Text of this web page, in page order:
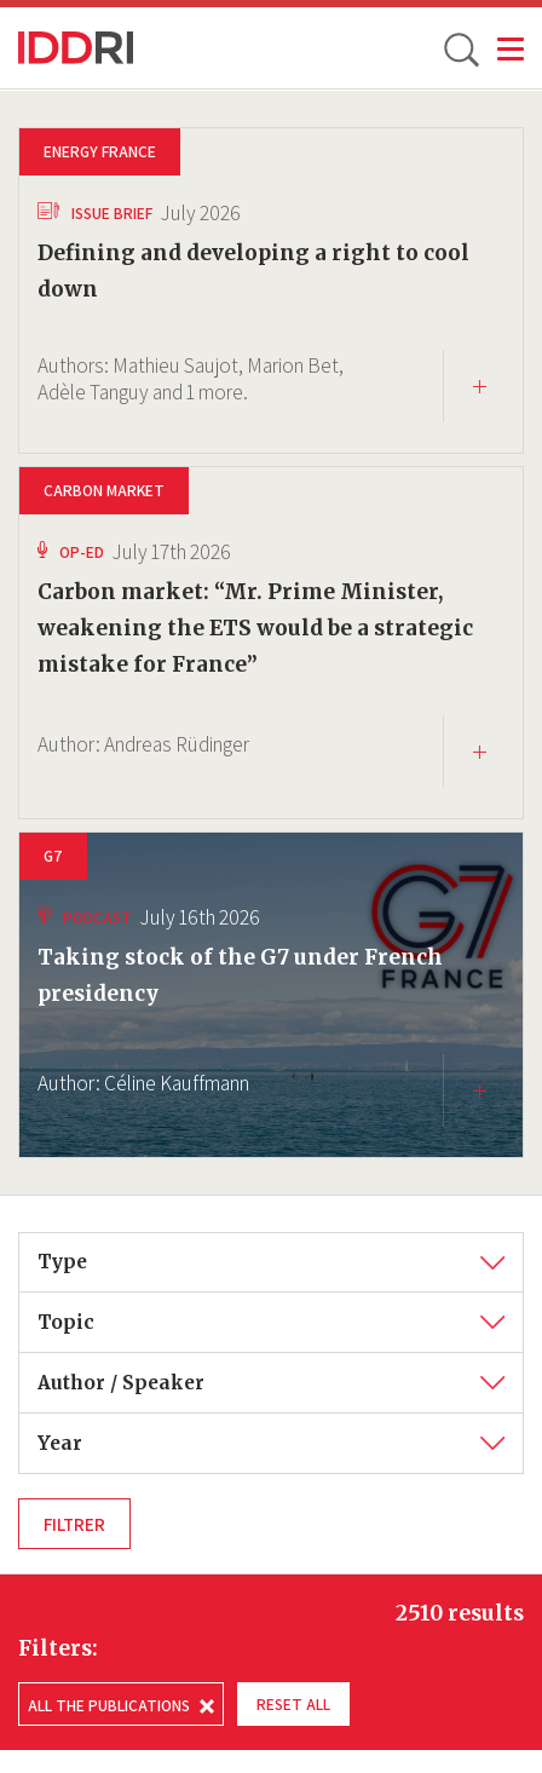
to
main
content
Toggle
ENERGY FRANCE
ISSUE BRIEF July 2026
Defining and developing a right to cool
down
Authors: Mathieu Saujot, Marion Bet,
Adèle Tanguyand 1 more.
CARBON MARKET
OP-ED July 17th 2026
Carbon market: “Mr. Prime Minister,
weakening the ETS would be a strategic
mistake for France”
Author:Andreas Rüdinger
G7
PODCAST July 16th 2026
Taking stock of the G7 under French
presidency
Author:Céline Kauffmann
Type
Topic
Author / Speaker
Year
Filters:
ALL THE PUBLICATIONS RESET ALL
2510 results